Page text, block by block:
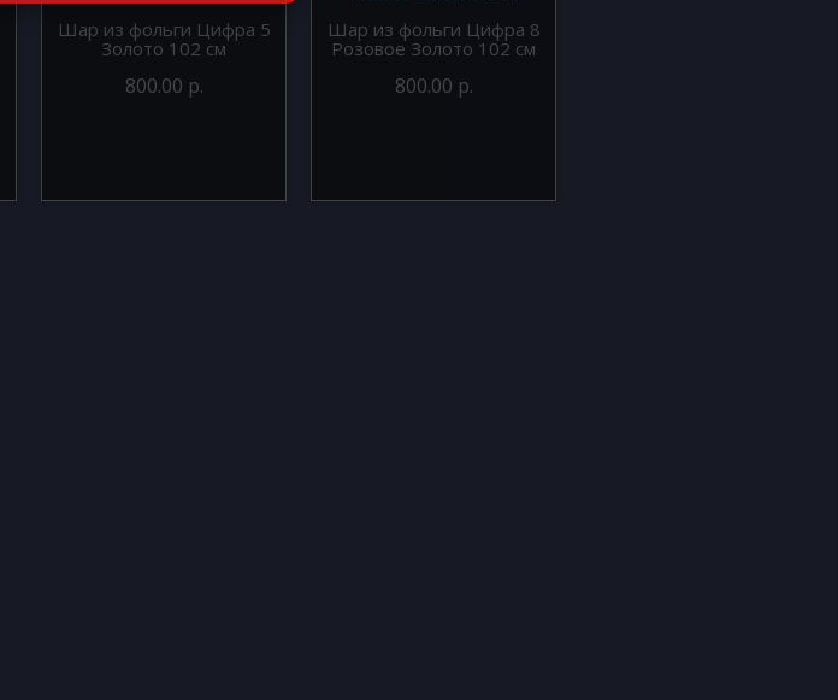
Шар из фольги Цифра 5
Золото 102 см
800.00 р.
Шар из фольги Цифра 8
Розовое Золото 102 см
800.00 р.